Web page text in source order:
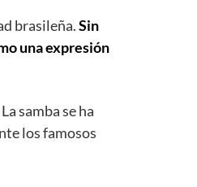
brasileña.Sin
una expresión
samba se ha
los famosos